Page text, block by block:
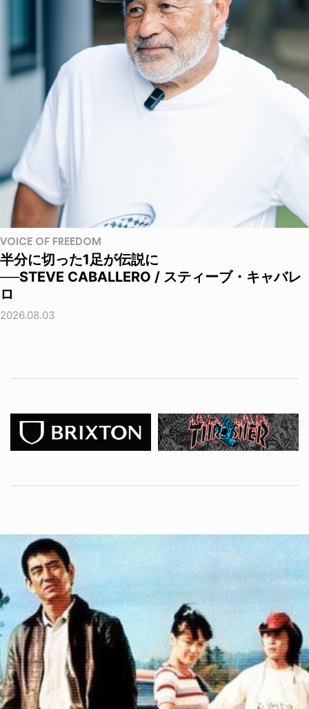
VOICE OF FREEDOM
半分に切った1足が伝説に
──STEVE CABALLERO / スティーブ・キャバレ
ロ
2026.08.03